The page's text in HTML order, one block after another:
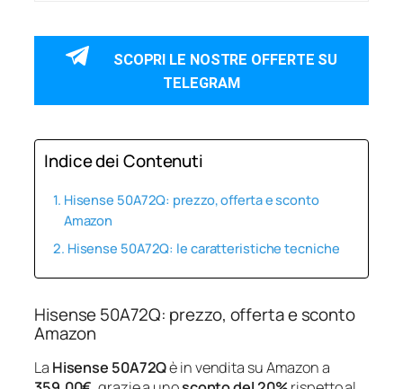
SCOPRI LE NOSTRE OFFERTE SU
TELEGRAM
Indice dei Contenuti
Hisense 50A72Q: prezzo, offerta e sconto
Amazon
Hisense 50A72Q: le caratteristiche tecniche
Hisense 50A72Q: prezzo, offerta e sconto
Amazon
La Hisense 50A72Qè in vendita su Amazon a